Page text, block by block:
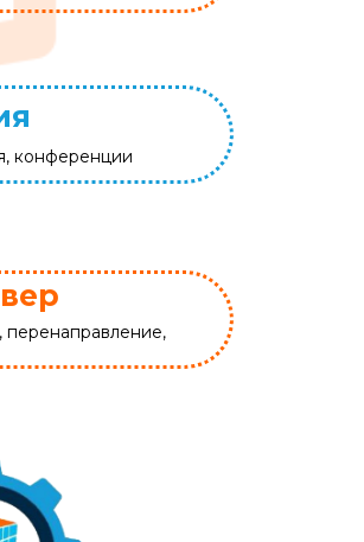
конференции
перенаправление,